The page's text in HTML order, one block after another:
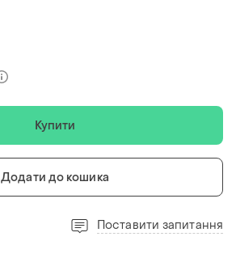
Купити
Додати до кошика
Поставити запитання